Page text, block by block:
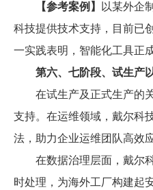
【参考案例】
以某外企
科技提供技术支持，目前已
一实践表明，智能化工具正
第六、七阶段、试生产
在试生产及正式生产的
支持。在运维领域，戴尔科
法，助力企业运维团队高效
在数据治理层面，戴尔
时处理，为海外工厂构建起